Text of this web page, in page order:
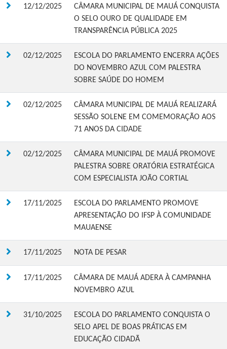
12/12/2025
CÂMARA MUNICIPAL DE MAUÁ CONQUISTA
O SELO OURO DE QUALIDADE EM
TRANSPARÊNCIA PÚBLICA 2025
02/12/2025
ESCOLA DO PARLAMENTO ENCERRA AÇÕES
DO NOVEMBRO AZUL COM PALESTRA
SOBRE SAÚDE DO HOMEM
02/12/2025
CÂMARA MUNICIPAL DE MAUÁ REALIZARÁ
SESSÃO SOLENE EM COMEMORAÇÃO AOS
71 ANOS DA CIDADE
02/12/2025
CÂMARA MUNICIPAL DE MAUÁ PROMOVE
PALESTRA SOBRE ORATÓRIA ESTRATÉGICA
COM ESPECIALISTA JOÃO CORTIAL
17/11/2025
ESCOLA DO PARLAMENTO PROMOVE
APRESENTAÇÃO DO IFSP À COMUNIDADE
MAUAENSE
17/11/2025 NOTA DE PESAR
17/11/2025
CÂMARA DE MAUÁ ADERA À CAMPANHA
NOVEMBRO AZUL
31/10/2025
ESCOLA DO PARLAMENTO CONQUISTA O
SELO APEL DE BOAS PRÁTICAS EM
EDUCAÇÃO CIDADÃ